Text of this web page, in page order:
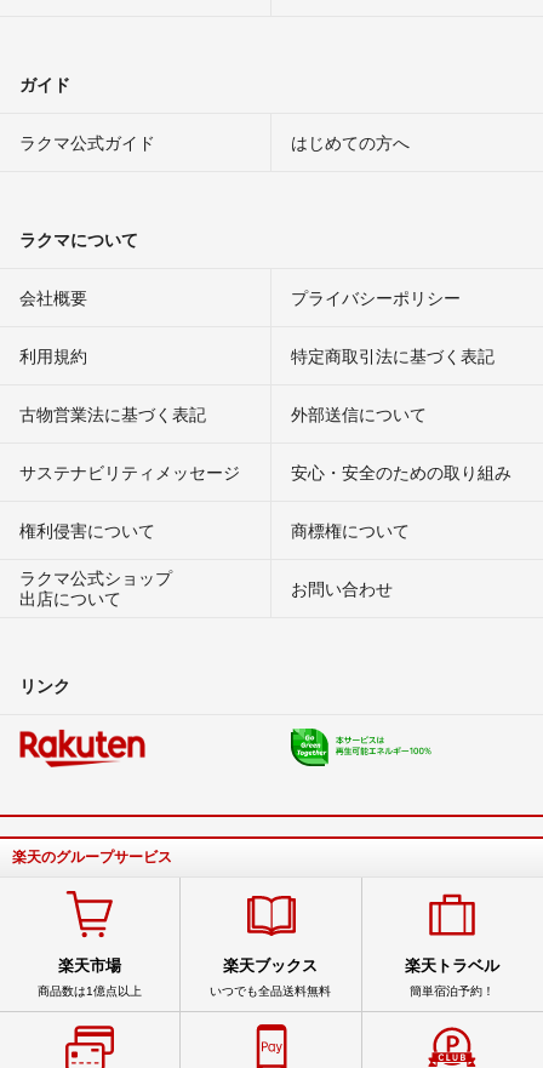
ガイド
ラクマ公式ガイド はじめての方へ
ラクマについて
会社概要 プライバシーポリシー
利用規約 特定商取引法に基づく表記
古物営業法に基づく表記 外部送信について
サステナビリティメッセージ 安心・安全のための取り組み
権利侵害について
商標権について
ラクマ公式ショップ
出店について
お問い合わせ
リンク
楽天のグループサービス
楽天市場
商品数は1億点以上
楽天ブックス
いつでも全品送料無料
楽天トラベル
簡単宿泊予約！